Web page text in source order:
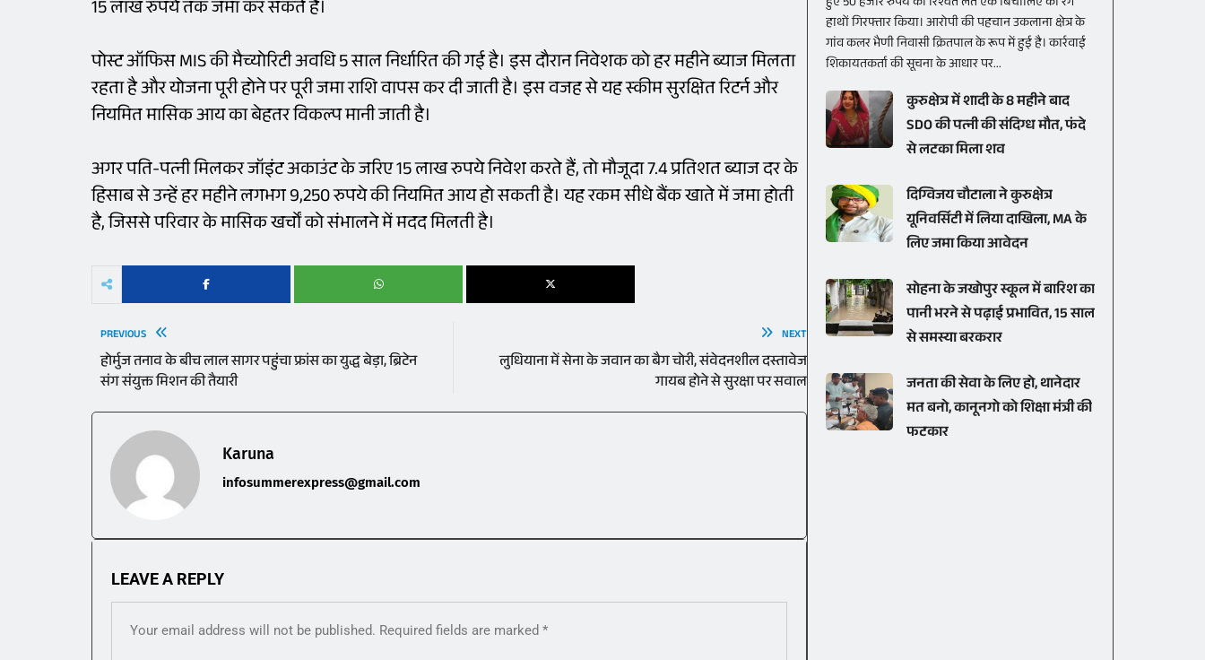
15 लाख रुपये तक जमा कर सकते हैं।
पोस्ट ऑफिस MIS की मैच्योरिटी अवधि 5 साल निर्धारित की गई है। इस दौरान निवेशक को हर महीने ब्याज मिलता
रहता है और योजना पूरी होने पर पूरी जमा राशि वापस कर दी जाती है। इस वजह से यह स्कीम सुरक्षित रिटर्न और
नियमित मासिक आय का बेहतर विकल्प मानी जाती है।
अगर पति-पत्नी मिलकर जॉइंट अकाउंट के जरिए 15 लाख रुपये निवेश करते हैं, तो मौजूदा 7.4 प्रतिशत ब्याज दर के
हिसाब से उन्हें हर महीने लगभग 9,250 रुपये की नियमित आय हो सकती है। यह रकम सीधे बैंक खाते में जमा होती
है, जिससे परिवार के मासिक खर्चों को संभालने में मदद मिलती है।
PREVIOUS
होर्मुज तनाव के बीच लाल सागर पहुंचा फ्रांस का युद्ध बेड़ा, ब्रिटेन
संग संयुक्त मिशन की तैयारी
NEXT
लुधियाना में सेना के जवान का बैग चोरी, संवेदनशील दस्तावेज
गायब होने से सुरक्षा पर सवाल
Karuna
infosummerexpress@gmail.com
LEAVE A REPLY
Your email address will not be published. Required fields are marked *
हाथों गिरफ्तार किया। आरोपी की पहचान उकलाना क्षेत्र के
गांव कलर भैणी निवासी क्रितपाल के रूप में हुई है। कार्रवाई
शिकायतकर्ता की सूचना के आधार पर...
कुरुक्षेत्र में शादी के 8 महीने बाद
SDO की पत्नी की संदिग्ध मौत, फंदे
से लटका मिला शव
दिग्विजय चौटाला ने कुरुक्षेत्र
यूनिवर्सिटी में लिया दाखिला, MA के
लिए जमा किया आवेदन
सोहना के जखोपुर स्कूल में बारिश का
पानी भरने से पढ़ाई प्रभावित, 15 साल
से समस्या बरकरार
जनता की सेवा के लिए हो, थानेदार
मत बनो, कानूनगो को शिक्षा मंत्री की
फटकार